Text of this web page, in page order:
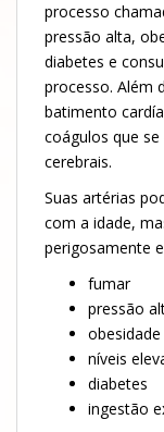
processo
pressão alta,
diabetes e
processo. Além
batimento
coágulos que
cerebrais.
Suas artérias
com a idade,
perigosamente
fumar
pressão
obesidade
níveis
diabetes
ingestão